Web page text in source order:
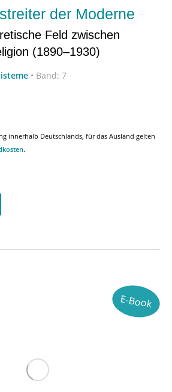
der Moderne
Feld zwischen
(1890–1930)
• Band: 7
innerhalb Deutschlands, für das Ausland gelten
.
E-Book